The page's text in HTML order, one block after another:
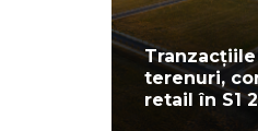
terenuri,
retail în S1